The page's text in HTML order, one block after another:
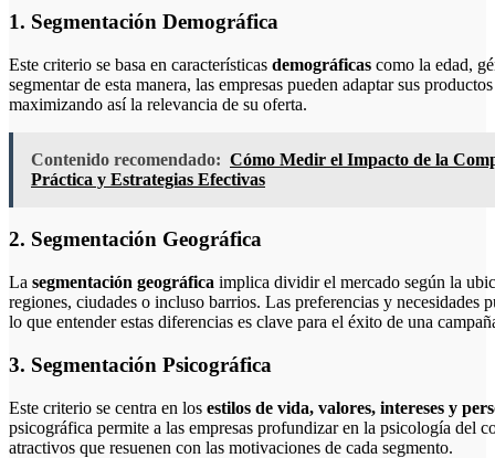
1. Segmentación Demográfica
Este criterio se basa en características demográficas como la edad,
segmentar de esta manera, las empresas pueden adaptar sus
maximizando así la relevancia de su oferta.
Contenido recomendado: Cómo Medir el Impacto de la
Práctica y Estrategias Efectivas
2. Segmentación Geográfica
La segmentación geográfica implica dividir el mercado según la
regiones, ciudades o incluso barrios. Las preferencias y
lo que entender estas diferencias es clave para el éxito de una
3. Segmentación Psicográfica
Este criterio se centra en los estilos de vida, valores, intereses y
psicográfica permite a las empresas profundizar en la psicología del
atractivos que resuenen con las motivaciones de cada segmento.